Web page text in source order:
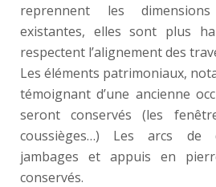
reprennent les
existantes, elles sont plus
respectent l’alignement des
Les éléments patrimoniaux,
témoignant d’une ancienne
seront conservés (les
coussièges…) Les arcs de
jambages et appuis en
conservés.